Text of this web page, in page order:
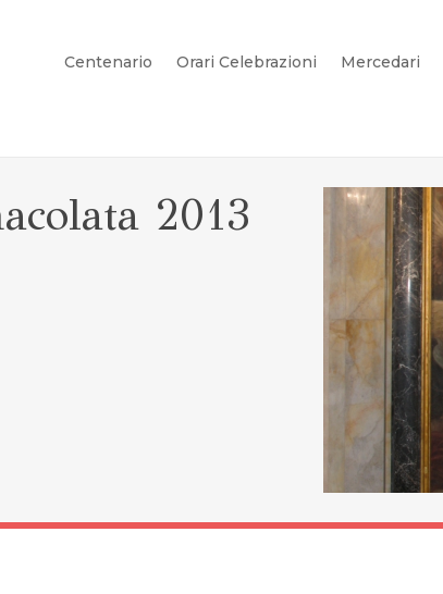
Centenario Orari Celebrazioni Mercedari
2013